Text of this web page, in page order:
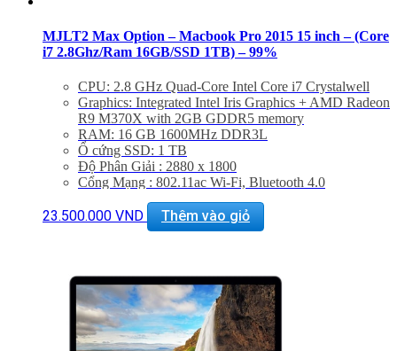
MJLT2 Max Option – Macbook Pro 2015 15 inch – (Core
i7 2.8Ghz/Ram 16GB/SSD 1TB) – 99%
CPU: 2.8 GHz Quad-Core Intel Core i7 Crystalwell
Graphics: Integrated Intel Iris Graphics + AMD Radeon
R9 M370X with 2GB GDDR5 memory
RAM: 16 GB 1600MHz DDR3L
Ổ cứng SSD: 1 TB
Độ Phân Giải : 2880 x 1800
Cổng Mạng : 802.11ac Wi-Fi, Bluetooth 4.0
Thiết bị nghe nhìn : FaceTime HD Camera, Dual Mics
Màn hình: 15.4″ inch RETINA
Giảm 20% khi mua phụ kiện túi chống sốc và dán
máy
Bảo hành 6 tháng, đổi trả trong 7 ngày
Miễn phí vận chuyển trên toàn quốc
Miễn phí hỗ trợ cài đặt phần mềm
23.500.000 VND Thêm vào giỏ